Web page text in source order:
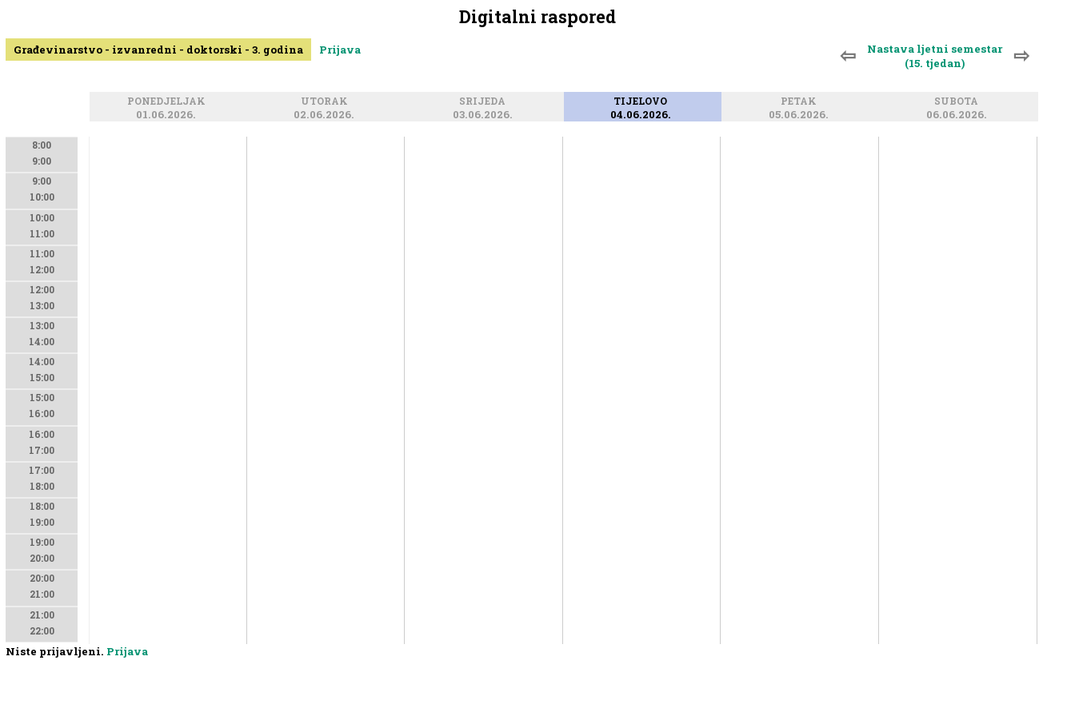
Digitalni raspored
⇦
Nastava ljetni semestar
(15. tjedan)
⇨
Građevinarstvo - izvanredni - doktorski - 3. godina Prijava
PONEDJELJAK
01.06.2026.
UTORAK
02.06.2026.
SRIJEDA
03.06.2026.
TIJELOVO
04.06.2026.
PETAK
05.06.2026.
SUBOTA
06.06.2026.
8:00
9:00
9:00
10:00
10:00
11:00
11:00
12:00
12:00
13:00
13:00
14:00
14:00
15:00
15:00
16:00
16:00
17:00
17:00
18:00
18:00
19:00
19:00
20:00
20:00
21:00
21:00
22:00
Niste prijavljeni. Prijava